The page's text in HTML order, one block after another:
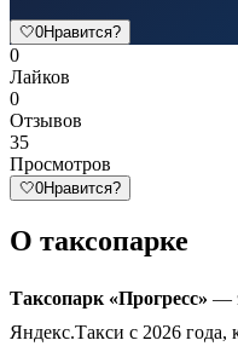
🤍0Нравится?
0
Лайков
0
Отзывов
35
Просмотров
🤍0Нравится?
О таксопарке
Таксопарк «Прогресс» —
Яндекс.Такси с 2026 года,